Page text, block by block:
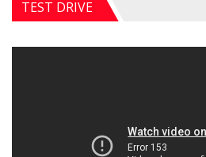
TEST DRIVE